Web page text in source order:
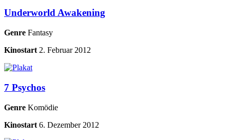
Underworld Awakening
Genre Fantasy
Kinostart 2. Februar 2012
7 Psychos
Genre Komödie
Kinostart 6. Dezember 2012